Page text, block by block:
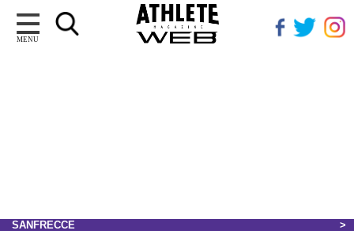
MENU
SANFRECCE